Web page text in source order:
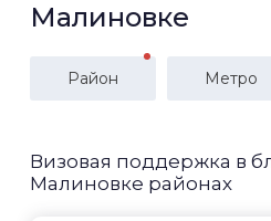
Малиновке
Район Метро
Визовая поддержка в
Малиновке районах